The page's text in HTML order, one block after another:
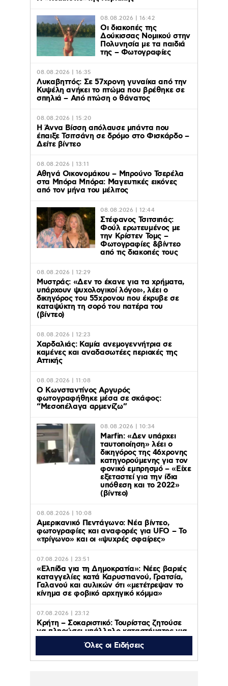
08.08.2026 | 16:42
Οι διακοπές της
Δούκισσας Νομικού στην
Πολυνησία με τα παιδιά
της – Φωτογραφίες
08.08.2026 | 16:35
Λυκαβηττός: Σε 57χρονη γυναίκα από την
Κυψέλη ανήκει το πτώμα που βρέθηκε σε
σπηλιά – Από πτώση ο θάνατος
08.08.2026 | 15:20
Η Άννα Βίσση απόλαυσε μπάντα που
έπαιξε Τσιτσάνη σε δρόμο στο Φισκάρδο –
Δείτε βίντεο
08.08.2026 | 13:11
Αθηνά Οικονομάκου – Μπρούνο Τσερέλα
στα Μπόρα Μπόρα: Mαγευτικές εικόνες
από τον μήνα του μέλιτος
08.08.2026 | 12:44
Στέφανος Τσιτσιπάς:
Φούλ ερωτευμένος με
την Κρίστεν Τομς –
Φωτογραφίες &βίντεο
από τις διακοπές τους
08.08.2026 | 12:29
Μυστράς: «Δεν το έκανε για τα χρήματα,
υπάρχουν ψυχολογικοί λόγοι», λέει ο
δικηγόρος του 55χρονου που έκρυβε σε
καταψύκτη τη σορό του πατέρα του
(βίντεο)
08.08.2026 | 12:23
Χαρδαλιάς: Καμία ανεμογεννήτρια σε
καμένες και αναδασωτέες περιοχές της
Αττικής
08.08.2026 | 11:08
Ο Κωνσταντίνος Αργυρός
φωτογραφήθηκε μέσα σε σκάφος:
“Μεσοπέλαγα αρμενίζω”
08.08.2026 | 10:34
Marfin: «Δεν υπάρχει
ταυτοποίηση» λέει ο
δικηγόρος της 46χρονης
κατηγορούμενης για τον
φονικό εμπρησμό – «Είχε
εξεταστεί για την ίδια
υπόθεση και το 2022»
(βίντεο)
08.08.2026 | 10:08
Αμερικανικό Πεντάγωνο: Νέα βίντεο,
φωτογραφίες και αναφορές για UFO – Το
«τρίγωνο» και οι «ψυχρές σφαίρες»
07.08.2026 | 23:51
«Ελπίδα για τη Δημοκρατία»: Νέες βαριές
καταγγελίες κατά Καρυστιανού, Γρατσία,
Γαλανού και αυλικών ότι «μετέτρεψαν το
κίνημα σε φοβικό αρχηγικό κόμμα»
07.08.2026 | 23:12
Κρήτη – Σοκαριστικό: Τουρίστας ζητούσε
να πληρώσει υπάλληλο καταστήματος για
να ασελγήσει σε 10 χρονο κορίτσι που
καθόταν αμέριμνο στην αυλή
Όλες οι Ειδήσεις